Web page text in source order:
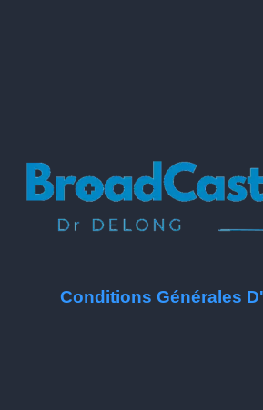
Conditions Générales